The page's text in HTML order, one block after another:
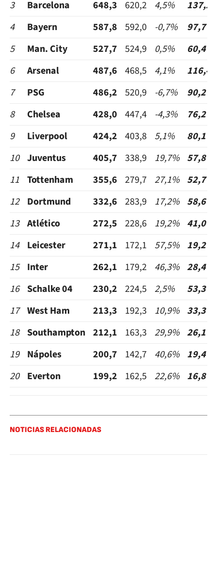
3 Barcelona 648,3 620,2 4,5%
137,2
4
Bayern 587,8 592,0 -0,7%
97,7
5
Man. City 527,7 524,9 0,5%
60,4
6
Arsenal 487,6 468,5 4,1%
116,4
7
PSG 486,2 520,9 -6,7%
90,2
8
Chelsea 428,0 447,4 -4,3%
76,2
9
Liverpool 424,2 403,8 5,1%
80,1
10 Juventus 405,7 338,9 19,7%
57,8
11 Tottenham 355,6 279,7 27,1%
52,7
12
Dortmund 332,6 283,9 17,2%
58,6
13 Atlético 272,5 228,6 19,2%
41,0
14
Leicester 271,1 172,1 57,5%
19,2
15
Inter 262,1 179,2 46,3% 28,4
16
Schalke 04 230,2 224,5 2,5%
53,3
17 West Ham 213,3 192,3 10,9%
33,3
18
Southampton 212,1 163,3 29,9% 26,1
19
Nápoles 200,7 142,7 40,6%
19,4
20
Everton 199,2 162,5 22,6% 16,8
NOTICIAS RELACIONADAS